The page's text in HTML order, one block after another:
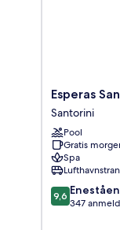
Esperas
Santorini
Santorini
Esperas
Santorini
Pool
Gratis
Spa
9.6
ud
9,6
347